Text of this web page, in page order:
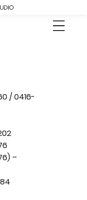
/ 0416-
–